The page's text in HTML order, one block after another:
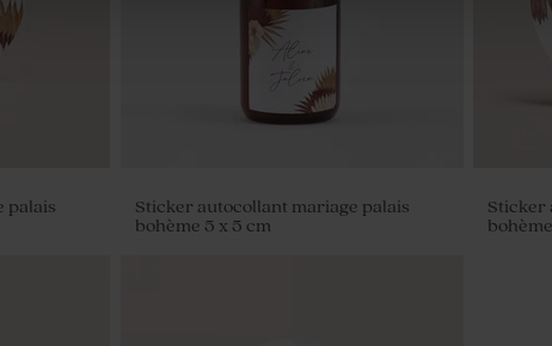
palais
Sticker autocollant mariage palais
bohème 5 x 5 cm
Sticker